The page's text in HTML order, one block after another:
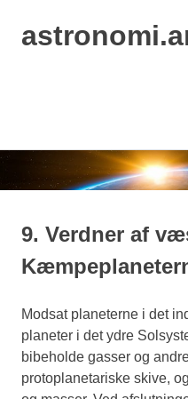
Skip
9. Verdner af
Modsat planeterne i det
planeter i det ydre
bibeholde gasser og
protoplanetariske skive,